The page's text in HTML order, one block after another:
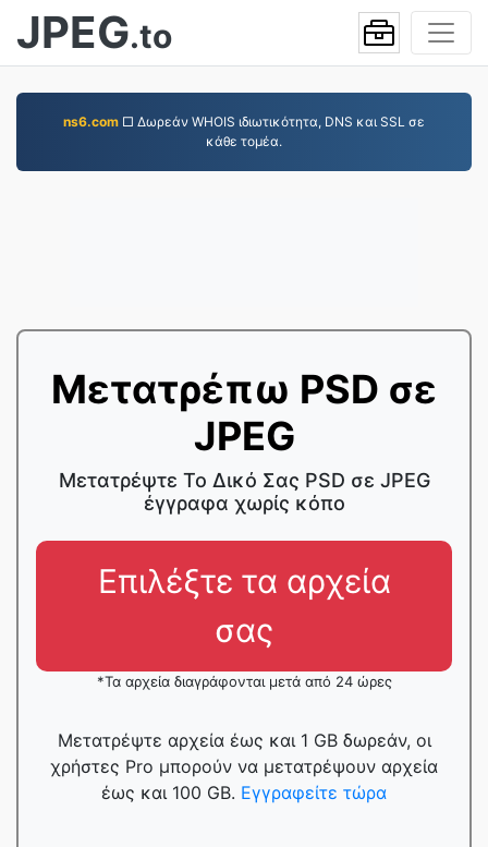
JPEG.to
ns6.com □ Δωρεάν WHOIS ιδιωτικότητα, DNS και SSL σε
κάθε τομέα.
Μετατρέπω PSD σε
JPEG
Μετατρέψτε Το Δικό Σας PSD σε JPEG
έγγραφα χωρίς κόπο
Επιλέξτε τα αρχεία
σας
*Τα αρχεία διαγράφονται μετά από 24 ώρες
Μετατρέψτε αρχεία έως και 1 GB δωρεάν, οι
χρήστες Pro μπορούν να μετατρέψουν αρχεία
έως και 100 GB. Εγγραφείτε τώρα